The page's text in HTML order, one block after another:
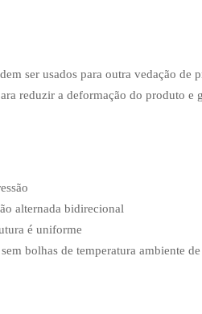
ser usados ​​para outra vedação de
reduzir a deformação do produto e
alternada bidirecional
é uniforme
bolhas de temperatura ambiente